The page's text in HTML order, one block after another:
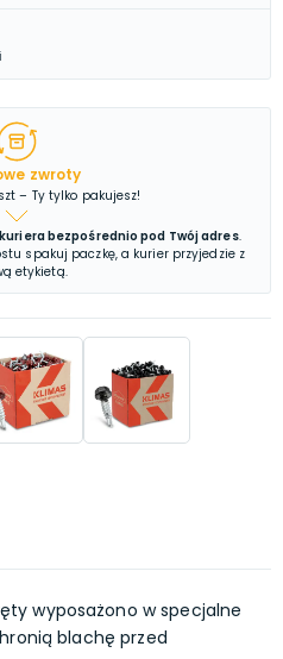
zwroty
– Ty tylko pakujesz!
bezpośrednio pod Twój adres.
spakuj paczkę, a kurier przyjedzie z
etykietą.
wyposażono w specjalne
blachę przed